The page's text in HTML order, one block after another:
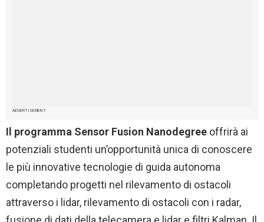
ADVERTISEMENT
Il programma Sensor Fusion Nanodegree offrirà ai
potenziali studenti un’opportunità unica di conoscere
le più innovative tecnologie di guida autonoma
completando progetti nel rilevamento di ostacoli
attraverso i lidar, rilevamento di ostacoli con i radar,